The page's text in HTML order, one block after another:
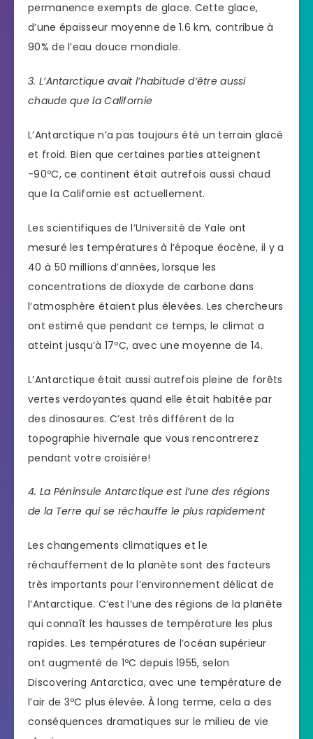
permanence exempts de glace. Cette glace,
d’une épaisseur moyenne de 1.6 km, contribue à
90% de l’eau douce mondiale.
3. L’Antarctique avait l’habitude d’être aussi
chaude que la Californie
L’Antarctique n’a pas toujours été un terrain glacé
et froid. Bien que certaines parties atteignent
-90ºC, ce continent était autrefois aussi chaud
que la Californie est actuellement.
Les scientifiques de l’Université de Yale ont
mesuré les températures à l’époque éocène, il y a
40 à 50 millions d’années, lorsque les
concentrations de dioxyde de carbone dans
l’atmosphère étaient plus élevées. Les chercheurs
ont estimé que pendant ce temps, le climat a
atteint jusqu’à 17ºC, avec une moyenne de 14.
L’Antarctique était aussi autrefois pleine de forêts
vertes verdoyantes quand elle était habitée par
des dinosaures. C’est très différent de la
topographie hivernale que vous rencontrerez
pendant votre croisière!
4. La Péninsule Antarctique est l’une des régions
de la Terre qui se réchauffe le plus rapidement
Les changements climatiques et le
réchauffement de la planète sont des facteurs
très importants pour l’environnement délicat de
l’Antarctique. C’est l’une des régions de la planète
qui connaît les hausses de température les plus
rapides. Les températures de l’océan supérieur
ont augmenté de 1ºC depuis 1955, selon
Discovering Antarctica, avec une température de
l’air de 3ºC plus élevée. À long terme, cela a des
conséquences dramatiques sur le milieu de vie